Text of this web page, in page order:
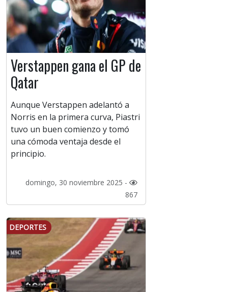
Verstappen gana el GP de
Qatar
Aunque Verstappen adelantó a
Norris en la primera curva, Piastri
tuvo un buen comienzo y tomó
una cómoda ventaja desde el
principio.
domingo, 30 noviembre 2025 -
867
DEPORTES